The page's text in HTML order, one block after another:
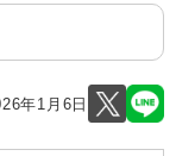
年1月6日